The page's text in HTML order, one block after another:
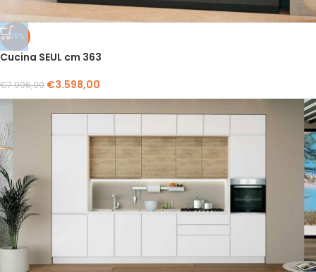
-55%
Cucina SEUL cm 363
€7.996,00 €3.598,00